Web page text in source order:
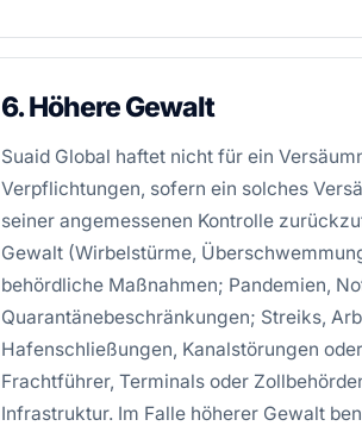
6. Höhere Gewalt
Suaid Global haftet nicht für ein
Verpflichtungen, sofern ein solches
seiner angemessenen Kontrolle
Gewalt (Wirbelstürme,
behördliche Maßnahmen; Pandemien,
Quarantänebeschränkungen; Streiks,
Hafenschließungen, Kanalstörungen
Frachtführer, Terminals oder
Infrastruktur. Im Falle höherer Gewalt